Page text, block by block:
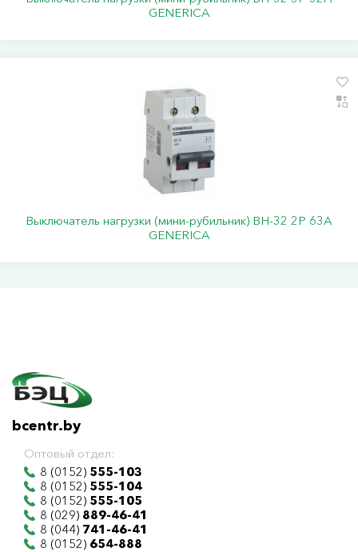
GENERICA
Выключатель нагрузки (мини-рубильник) ВН-32 2Р 63А
GENERICA
bcentr.by
Оптовый отдел:
8 (0152) 555-103
8 (0152) 555-104
8 (0152) 555-105
8 (029) 889-46-41
8 (044) 741-46-41
8 (0152) 654-888